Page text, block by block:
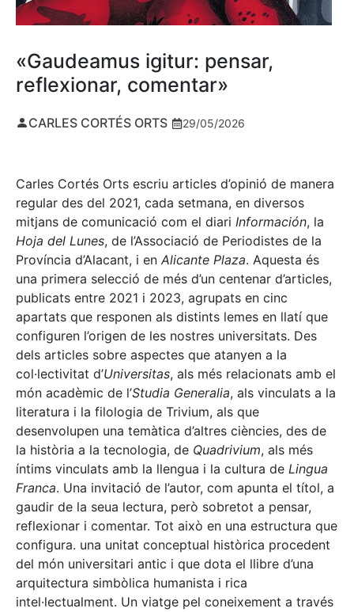
«Gaudeamus igitur: pensar,
reflexionar, comentar»
CARLES CORTÉS ORTS 29/05/2026
Carles Cortés Orts escriu articles d’opinió de manera
regular des del 2021, cada setmana, en diversos
mitjans de comunicació com el diari Información, la
Hoja del Lunes, de l’Associació de Periodistes de la
Província d’Alacant, i en Alicante Plaza. Aquesta és
una primera selecció de més d’un centenar d’articles,
publicats entre 2021 i 2023, agrupats en cinc
apartats que responen als distints lemes en llatí que
configuren l’origen de les nostres universitats. Des
dels articles sobre aspectes que atanyen a la
col·lectivitat d’Universitas, als més relacionats amb el
món acadèmic de l’Studia Generalia, als vinculats a la
literatura i la filologia de Trivium, als que
desenvolupen una temàtica d’altres ciències, des de
la història a la tecnologia, de Quadrivium, als més
íntims vinculats amb la llengua i la cultura de Lingua
Franca. Una invitació de l’autor, com apunta el títol, a
gaudir de la seua lectura, però sobretot a pensar,
reflexionar i comentar. Tot això en una estructura que
configura. una unitat conceptual històrica procedent
del món universitari antic i que dota el llibre d’una
arquitectura simbòlica humanista i rica
intel·lectualment. Un viatge pel coneixement a través